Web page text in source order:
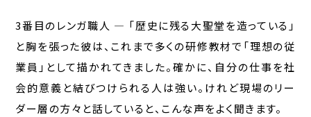
3番目のレンガ職人 — 「歴史に残る大聖堂を造っている」
と胸を張った彼は、これまで多くの研修教材で「理想の従
業員」として描かれてきました。確かに、自分の仕事を社
会的意義と結びつけられる人は強い。けれど現場のリー
ダー層の方々と話していると、こんな声をよく聞きます。